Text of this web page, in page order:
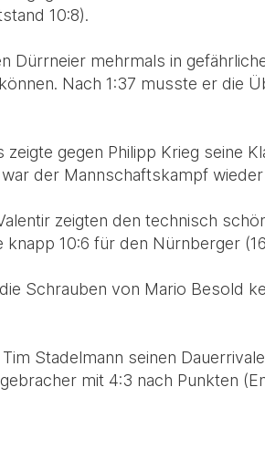
10:8).
Dürrneier mehrmals in
Nach 1:37 musste er die
gegen Philipp Krieg seine
der Mannschaftskampf
zeigten den technisch
10:6 für den Nürnberger
Schrauben von Mario Besold
Stadelmann seinen
mit 4:3 nach Punkten